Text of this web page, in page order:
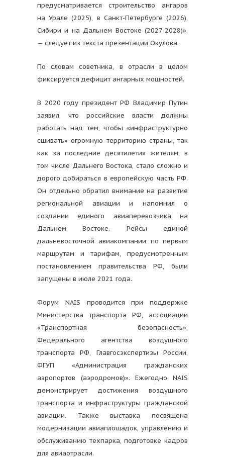
предусматривается строительство ангаров
на Урале (2025), в Санкт-Петербурге (2026),
Сибири и на Дальнем Востоке (2027-2028)»,
— следует из текста презентации Окулова.
По словам советника, в отрасли в целом
фиксируется дефицит ангарных мощностей.
В 2020 году президент РФ Владимир Путин
заявил, что российские власти должны
работать над тем, чтобы «инфраструктурно
сшивать» огромную территорию страны, так
как за последние десятилетия жителям, в
том числе Дальнего Востока, стало сложно и
дорого добираться в европейскую часть РФ.
Он отдельно обратил внимание на развитие
региональной авиации и напомнил о
создании единого авиаперевозчика на
Дальнем Востоке. Рейсы единой
дальневосточной авиакомпании по первым
маршрутам и тарифам, предусмотренным
постановлением правительства РФ, были
запущены в июле 2021 года.
Форум NAIS проводится при поддержке
Министерства транспорта РФ, ассоциации
«Транспортная безопасность»,
Федерального агентства воздушного
транспорта РФ, Главгосэкспертизы России,
ФГУП «Администрация гражданских
аэропортов (аэродромов)». Ежегодно NAIS
демонстрирует достижения воздушного
транспорта и инфраструктуры гражданской
авиации. Также выставка посвящена
модернизации авиаплощадок, управлению и
обслуживанию техпарка, подготовке кадров
для авиаотрасли.